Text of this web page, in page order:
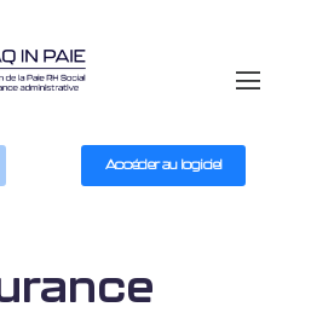
Accéder au logiciel